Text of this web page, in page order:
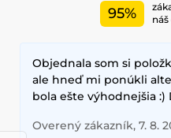
95%
Objednala som si
ale hneď mi ponúkli
bola ešte výhodnejšia :)
Overený zákazník, 7. 8.